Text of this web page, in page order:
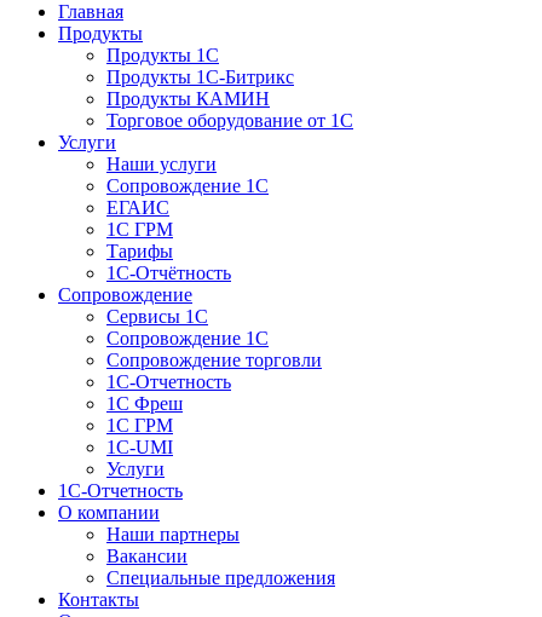
Главная
Продукты
Продукты 1С
Продукты 1С-Битрикс
Продукты КАМИН
Торговое оборудование от 1С
Услуги
Наши услуги
Сопровождение 1С
ЕГАИС
1С ГРМ
Тарифы
1С-Отчётность
Сопровождение
Сервисы 1С
Сопровождение 1С
Сопровождение торговли
1С-Отчетность
1С Фреш
1С ГРМ
1C-UMI
Услуги
1С-Отчетность
О компании
Наши партнеры
Вакансии
Специальные предложения
Контакты